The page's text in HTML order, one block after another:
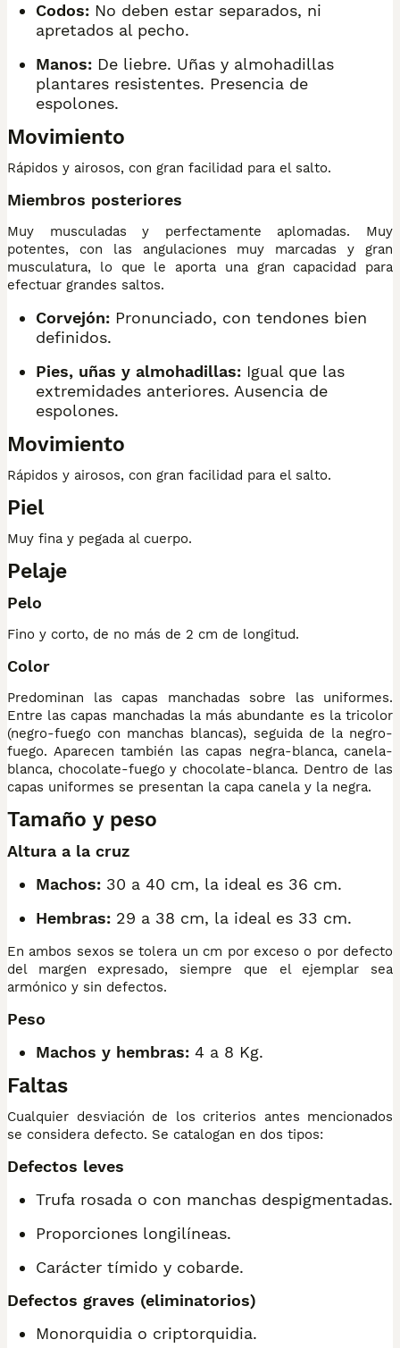
Codos: No deben estar separados, ni
apretados al pecho.
Manos: De liebre. Uñas y almohadillas
plantares resistentes. Presencia de
espolones.
Movimiento
Rápidos y airosos, con gran facilidad para el salto.
Miembros posteriores
Muy musculadas y perfectamente aplomadas. Muy
potentes, con las angulaciones muy marcadas y gran
musculatura, lo que le aporta una gran capacidad para
efectuar grandes saltos.
Corvejón: Pronunciado, con tendones bien
definidos.
Pies, uñas y almohadillas: Igual que las
extremidades anteriores. Ausencia de
espolones.
Movimiento
Rápidos y airosos, con gran facilidad para el salto.
Piel
Muy fina y pegada al cuerpo.
Pelaje
Pelo
Fino y corto, de no más de 2 cm de longitud.
Color
Predominan las capas manchadas sobre las uniformes.
Entre las capas manchadas la más abundante es la tricolor
(negro-fuego con manchas blancas), seguida de la negro-
fuego. Aparecen también las capas negra-blanca, canela-
blanca, chocolate-fuego y chocolate-blanca. Dentro de las
capas uniformes se presentan la capa canela y la negra.
Tamaño y peso
Altura a la cruz
Machos: 30 a 40 cm, la ideal es 36 cm.
Hembras: 29 a 38 cm, la ideal es 33 cm.
En ambos sexos se tolera un cm por exceso o por defecto
del margen expresado, siempre que el ejemplar sea
armónico y sin defectos.
Peso
Machos y hembras: 4 a 8 Kg.
Faltas
Cualquier desviación de los criterios antes mencionados
se considera defecto. Se catalogan en dos tipos:
Defectos leves
Trufa rosada o con manchas despigmentadas.
Proporciones longilíneas.
Carácter tímido y cobarde.
Defectos graves (eliminatorios)
Monorquidia o criptorquidia.